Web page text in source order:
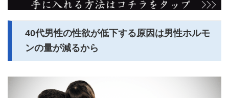
40代男性の性欲が低下する原因は男性ホルモ
ンの量が減るから